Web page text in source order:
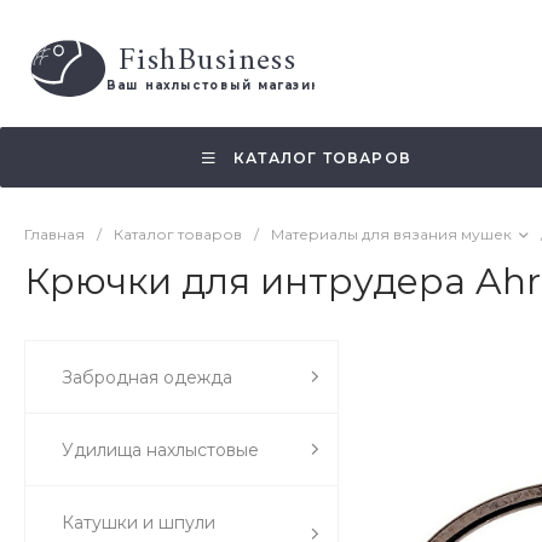
FishBusiness
Ваш нахлыстовый магазин
КАТАЛОГ ТОВАРОВ
Главная / Каталог товаров / Материалы для вязания мушек
Крючки для интрудера
Забродная одежда
Удилища нахлыстовые
Катушки и шпули